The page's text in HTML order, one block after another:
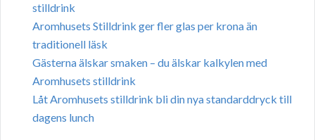
stilldrink
Aromhusets Stilldrink ger fler glas per krona än
traditionell läsk
Gästerna älskar smaken – du älskar kalkylen med
Aromhusets stilldrink
Låt Aromhusets stilldrink bli din nya standarddryck till
dagens lunch